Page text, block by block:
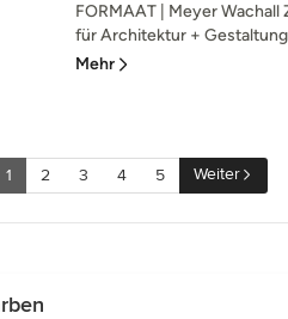
FORMAAT | Meyer
für Architektur +
Mehr
1 2 3 4 5 Weiter